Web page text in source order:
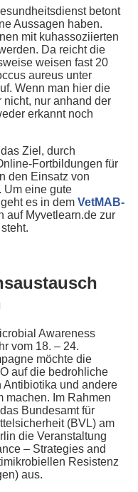
betont
Aussagen haben.
mit kuhassoziierten
Da reicht die
weisen fast 20
aureus unter
Wenn man hier die
nur anhand der
erkannt noch
Ziel, durch
Fortbildungen für
den Einsatz von
Um eine gute
es in dem VetMAB-
auf Myvetlearn.de zur
Awareness
vom 18. – 24.
möchte die
auf die bedrohliche
und andere
machen. Im Rahmen
Bundesamt für
(BVL) am
die Veranstaltung
– Strategies and
Resistenz
aus.